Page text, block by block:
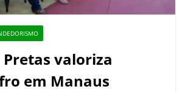
Pretas valoriza
em Manaus